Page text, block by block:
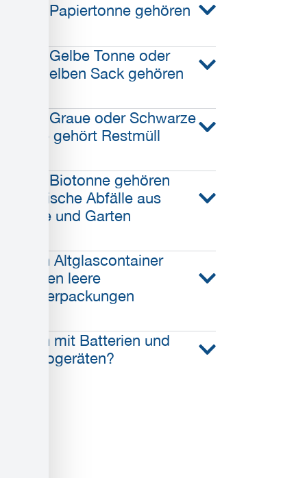
In die Papiertonne gehören
In die Gelbe Tonne oder
den Gelben Sack gehören
In die Graue oder Schwarze
Tonne gehört Restmüll
In die Biotonne gehören
organische Abfälle aus
Küche und Garten
In den Altglascontainer
gehören leere
Glasverpackungen
Wohin mit Batterien und
Elektrogeräten?